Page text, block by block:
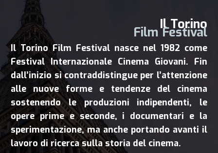
Il Torino
Film Festival
Il Torino Film Festival nasce nel 1982 come
Festival Internazionale Cinema Giovani. Fin
dall’inizio si contraddistingue per l’attenzione
alle nuove forme e tendenze del cinema
sostenendo le produzioni indipendenti, le
opere prime e seconde, i documentari e la
sperimentazione, ma anche portando avanti il
lavoro di ricerca sulla storia del cinema.